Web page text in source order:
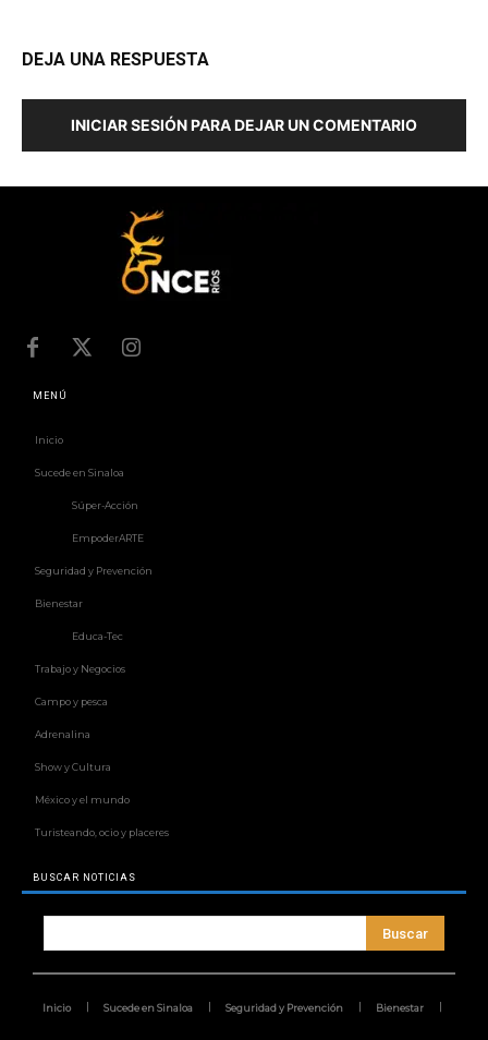
DEJA UNA RESPUESTA
INICIAR SESIÓN PARA DEJAR UN COMENTARIO
MENÚ
Inicio
Sucede en Sinaloa
Súper-Acción
EmpoderARTE
Seguridad y Prevención
Bienestar
Educa-Tec
Trabajo y Negocios
Campo y pesca
Adrenalina
Show y Cultura
México y el mundo
Turisteando, ocio y placeres
BUSCAR NOTICIAS
Buscar
Inicio Sucede en Sinaloa Seguridad y Prevención Bienestar